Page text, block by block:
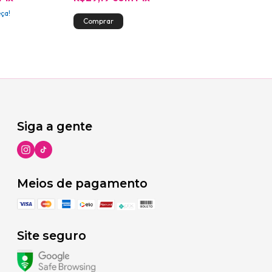
Siga a gente
Meios de pagamento
Site seguro